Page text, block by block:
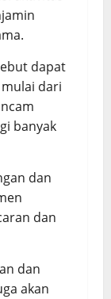
dapat
dari
banyak
dan
dan
dan
akan